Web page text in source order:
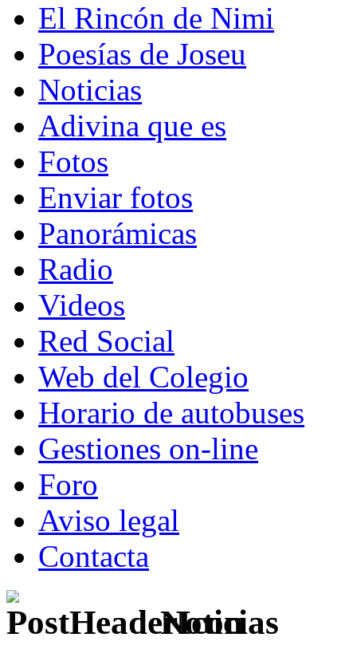
El Rincón de Nimi
Poesías de Joseu
Noticias
Adivina que es
Fotos
Enviar fotos
Panorámicas
Radio
Videos
Red Social
Web del Colegio
Horario de autobuses
Gestiones on-line
Foro
Aviso legal
Contacta
Noticias